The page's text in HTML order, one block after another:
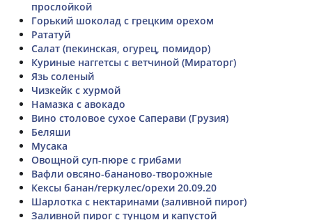
прослойкой
Горький шоколад с грецким орехом
Рататуй
Салат (пекинская, огурец, помидор)
Куриные наггетсы с ветчиной (Мираторг)
Язь соленый
Чизкейк с хурмой
Намазка с авокадо
Вино столовое сухое Саперави (Грузия)
Беляши
Мусака
Овощной суп-пюре с грибами
Вафли овсяно-бананово-творожные
Кексы банан/геркулес/орехи 20.09.20
Шарлотка с нектаринами (заливной пирог)
Заливной пирог с тунцом и капустой